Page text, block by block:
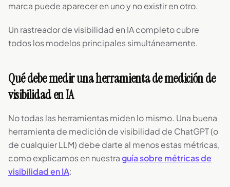
marca puede aparecer en uno y no existir en otro.
Un rastreador de visibilidad en IA completo cubre
todos los modelos principales simultáneamente.
Qué debe medir una herramienta de medición de
visibilidad en IA
No todas las herramientas miden lo mismo. Una buena
herramienta de medición de visibilidad de ChatGPT (o
de cualquier LLM) debe darte al menos estas métricas,
como explicamos en nuestraguía sobre métricas de
visibilidad en IA: